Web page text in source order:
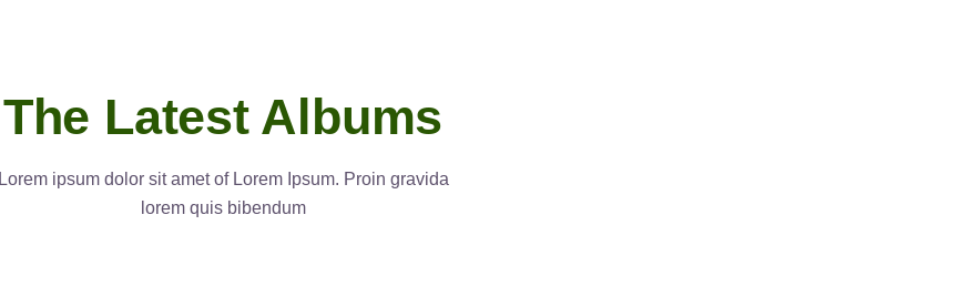
The Latest Albums
Lorem ipsum dolor sit amet of Lorem Ipsum. Proin gravida
lorem quis bibendum